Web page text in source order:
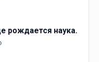
рождается наука.